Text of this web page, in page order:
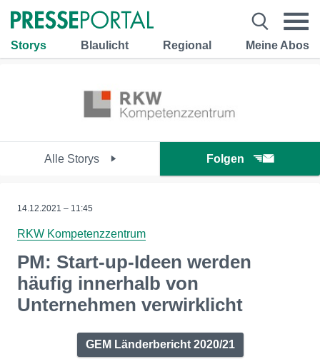
Storys Blaulicht Regional Meine Abos
Alle Storys Folgen
14.12.2021 – 11:45
RKW Kompetenzzentrum
PM: Start-up-Ideen werden
häufig innerhalb von
Unternehmen verwirklicht
GEM Länderbericht 2020/21